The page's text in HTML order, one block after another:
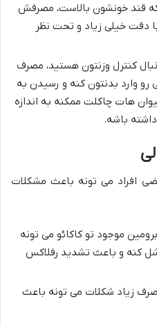
قند خونشون بالاست، مصرفش
دقت خیلی زیاد و تحت نظر
کنترل وزنتون هستید، مصرف
وارد بدنتون کنه و رسیدن به
هات چاکلت ممکنه به اندازه
باشه.
افراد می تونه باعث مشکلات
موجود تو کاکائو می تونه
کنه و باعث تشدید رفلاکس
زیاد شکلات می تونه باعث